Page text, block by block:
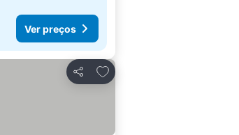
Ver preços
Partilhar
Adicionar aos favoritos